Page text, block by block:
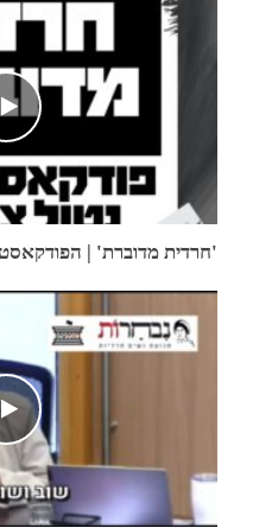
'חרדית מדוברת' |